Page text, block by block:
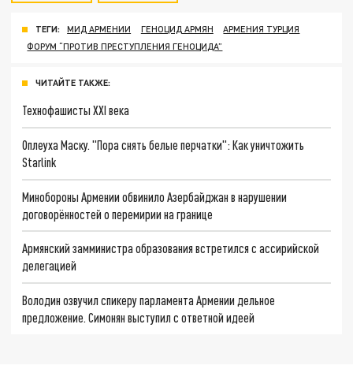
ТЕГИ: МИД АРМЕНИИ ГЕНОЦИД АРМЯН
АРМЕНИЯ ТУРЦИЯ
ФОРУМ “ПРОТИВ ПРЕСТУПЛЕНИЯ ГЕНОЦИДА”
ЧИТАЙТЕ ТАКЖЕ:
Технофашисты XXI века
Оплеуха Маску. "Пора снять белые перчатки": Как уничтожить
Starlink
Минобороны Армении обвинило Азербайджан в нарушении
договорённостей о перемирии на границе
Армянский замминистра образования встретился с ассирийской
делегацией
Володин озвучил спикеру парламента Армении дельное
предложение. Симонян выступил с ответной идеей